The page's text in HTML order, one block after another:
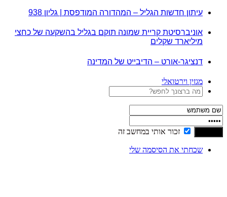
עיתון חדשות הגליל – המהדורה המודפסת | גליון 938
אוניברסיטת קריית שמונה תוקם בגליל בהשקעה של כחצי
מיליארד שקלים
דנציגר-אורט – הדיבייט של המדינה
מגזין וירטואלי
זכור אותי במחשב זה
שכחתי את הסיסמה שלי